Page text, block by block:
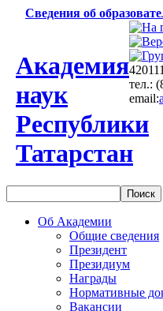
Сведения об
Академия
наук
Республики
Татарстан
тел.:
email:
Об Академии
Общие сведения
Президент
Президиум
Награды
Нормативные
Вакансии